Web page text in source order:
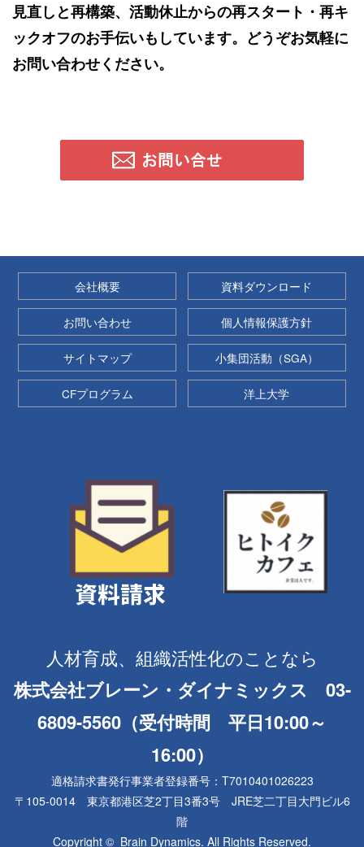
見直しと再構築、活動休止からの再スタート・再キ
ックオフのお手伝いもしています。どうぞお気軽に
お問い合わせください。
会社概要 資料ダウンロード
お問い合わせ 個人情報保護方針
サイトマップ 小集団活動（SGA）
CFプログラム 洋上大学
人材育成、組織活性化のことなら
株式会社ブレーン・ダイナミックス 03-
6809-5560（受付時間 平日10:00～
16:00）
適格請求書発行事業者登録番号：T7010401026223
〒105-0014 東京都港区芝2丁目3番3号 JRE芝二丁目大門ビル6
階
Copyright © Brain Dynamics. All Rights Reserved.